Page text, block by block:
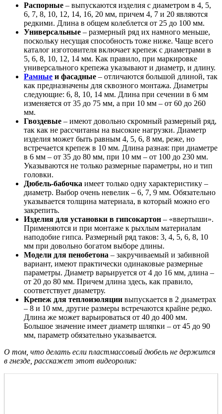
Распорные – выпускаются изделия с диаметром в 4, 5,
6, 7, 8, 10, 12, 14, 16, 20 мм, причем 4, 7 и 20 являются
редкими. Длина в общем колеблется от 25 до 100 мм.
Универсальные – размерный ряд их намного меньше,
поскольку несущая способность тоже ниже. Чаще всего
каталог изготовителя включает крепеж с диаметрами в
5, 6, 8, 10, 12, 14 мм. Как правило, при маркировке
универсального крепежа указывают и диаметр, и длину.
Рамные и фасадные – отличаются большой длиной, так
как предназначены для сквозного монтажа. Диаметры
следующие: 6, 8, 10, 14 мм. Длина при сечении в 6 мм
изменяется от 35 до 75 мм, а при 10 мм – от 60 до 260
мм.
Гвоздевые – имеют довольно скромный размерный ряд,
так как не рассчитаны на высокие нагрузки. Диаметр
изделия может быть равным 4, 5, 6, 8 мм, реже, но
встречается крепеж в 10 мм. Длина разная: при диаметре
в 6 мм – от 35 до 80 мм, при 10 мм – от 100 до 230 мм.
Указываются не только размерные параметры, но и тип
головки.
Дюбель-бабочка имеет только одну характеристику –
диаметр. Выбор очень невелик – 6, 7, 9 мм. Обязательно
указывается толщина материала, в который можно его
закрепить.
Изделия для установки в гипсокартон – «ввертыши».
Применяются и при монтаже к рыхлым материалам
наподобие гипса. Размерный ряд таков: 3, 4, 5, 6, 8, 10
мм при довольно богатом выборе длины.
Модели для пенобетона – закручиваемый и забивной
вариант, имеют практически одинаковые размерные
параметры. Диаметр варьируется от 4 до 16 мм, длина –
от 20 до 80 мм. Причем длина здесь, как правило,
соответствует диаметру.
Крепеж для теплоизоляции выпускается в 2 диаметрах
– 8 и 10 мм, другие размеры встречаются крайне редко.
Длина же может варьироваться от 40 до 400 мм.
Большое значение имеет диаметр шляпки – от 45 до 90
мм, параметр обязательно указывается.
О том, что делать если пластмассовый дюбель не держится
в гнезде, расскажет этот видеоролик: